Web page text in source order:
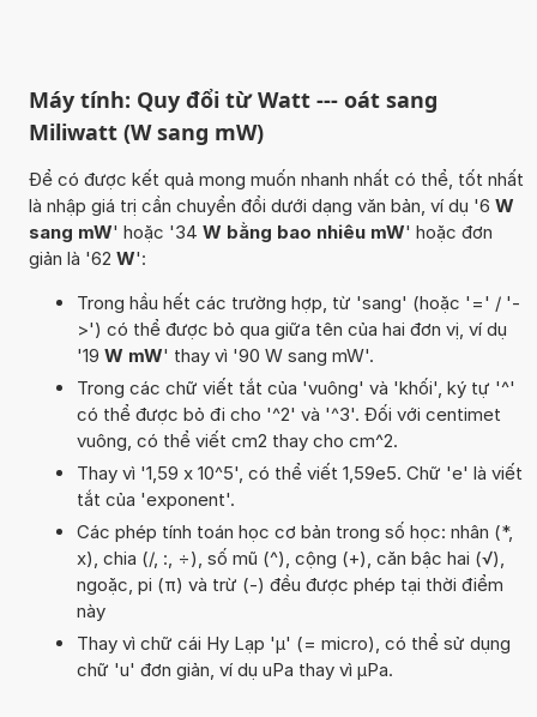
Máy tính: Quy đổi từ Watt --- oát sang
Miliwatt (W sang mW)
Để có được kết quả mong muốn nhanh nhất có thể, tốt nhất
là nhập giá trị cần chuyển đổi dưới dạng văn bản, ví dụ '6 W
sang mW' hoặc '34 W bằng bao nhiêu mW' hoặc đơn
giản là '62 W':
Trong hầu hết các trường hợp, từ 'sang' (hoặc '=' / '-
>') có thể được bỏ qua giữa tên của hai đơn vị, ví dụ
'19 W mW' thay vì '90 W sang mW'.
Trong các chữ viết tắt của 'vuông' và 'khối', ký tự '^'
có thể được bỏ đi cho '^2' và '^3'. Đối với centimet
vuông, có thể viết cm2 thay cho cm^2.
Thay vì '1,59 x 10^5', có thể viết 1,59e5. Chữ 'e' là viết
tắt của 'exponent'.
Các phép tính toán học cơ bản trong số học: nhân (*,
x), chia (/, :, ÷), số mũ (^), cộng (+), căn bậc hai (√),
ngoặc, pi (π) và trừ (-) đều được phép tại thời điểm
này
Thay vì chữ cái Hy Lạp 'µ' (= micro), có thể sử dụng
chữ 'u' đơn giản, ví dụ uPa thay vì µPa.